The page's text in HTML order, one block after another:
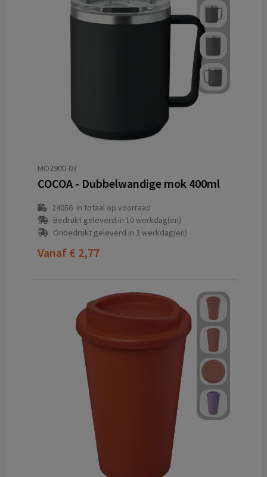
MO2900-03
COCOA - Dubbelwandige mok 400ml
24056in totaal op voorraad
Bedrukt geleverd in 10 werkdag(en)
Onbedrukt geleverd in 3 werkdag(en)
Vanaf € 2,77